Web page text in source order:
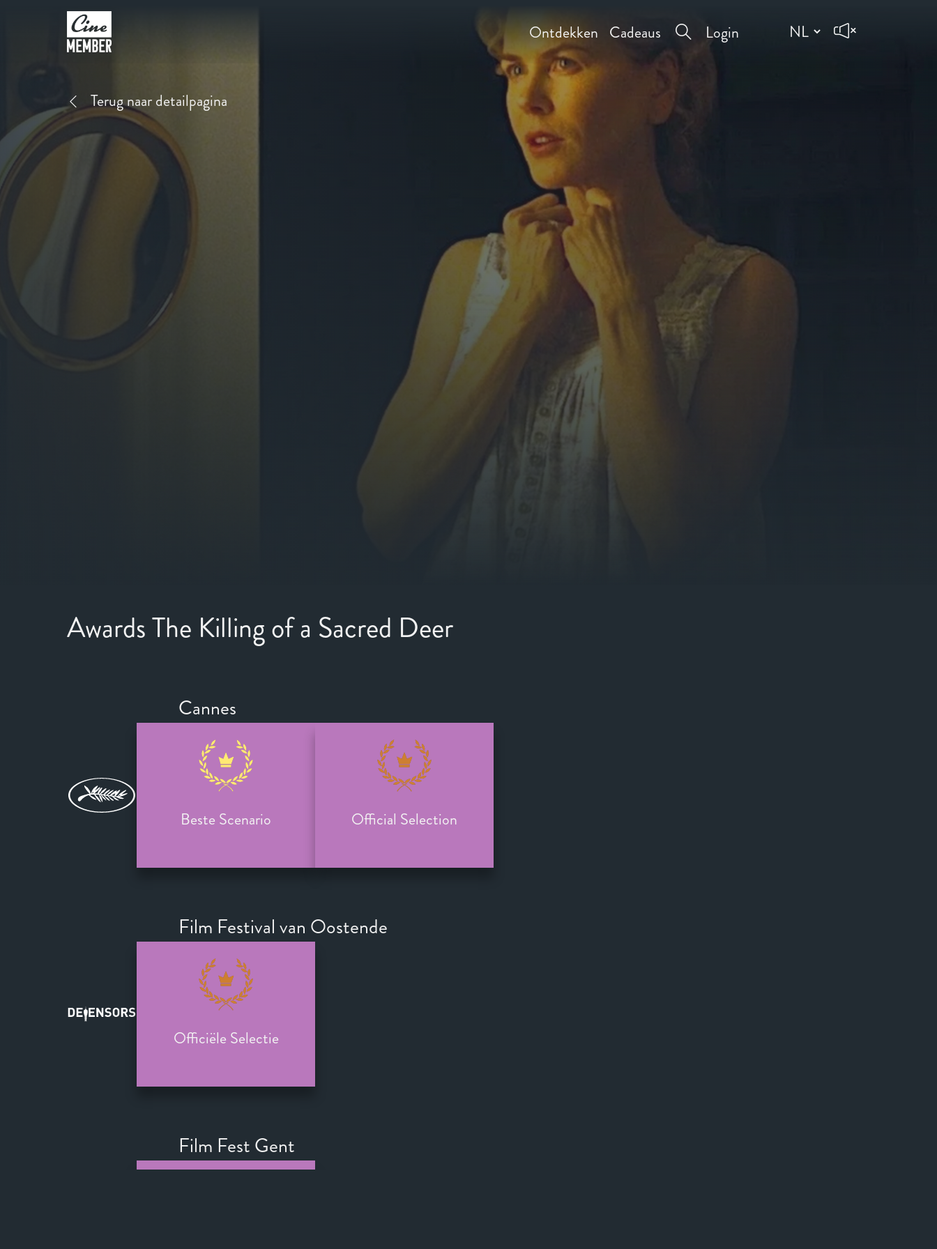
Ontdekken Cadeaus Login
Terug naar detailpagina
Awards The Killing of a Sacred Deer
Cannes
Beste Scenario Official Selection
Film Festival van Oostende
Officiële Selectie
Film Fest Gent